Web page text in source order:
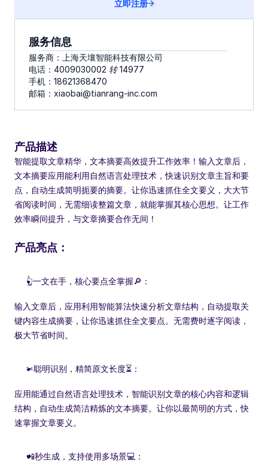
立即注册
服务信息
服务商：上海天壤智能科技有限公司
电话：4009030002 转 14977
手机：18621368470
邮箱：xiaobai@tianrang-inc.com
产品描述
智能提取文章精华，文本摘要高效提升工作效率！输入文章后，
文本摘要应用能利用自然语言处理技术，快速识别文章主旨和要
点，自动生成简明扼要的摘要。让你迅速抓住全文要义，大大节
省阅读时间，无需细读整篇文章，就能掌握其核心思想。让工作
效率瞬间提升，与文章摘要合作无间！
产品亮点：
👆一文在手，核心要点全掌握🔎：
输入文章后，应用利用智能算法快速分析文章结构，自动提取关
键内容生成摘要，让你迅速抓住全文要点。无需费时逐字阅读，
极大节省时间。
✂聪明识别，精简原文长度⏳：
应用能通过自然语言处理技术，智能识别文章的核心内容和逻辑
结构，自动生成简洁精炼的文本摘要。让你以最简明的方式，快
速掌握文章要义。
📲秒生成，支持使用多场景💻：